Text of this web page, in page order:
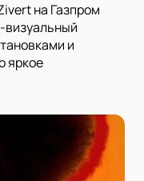
на Газпром
визуальный
и
яркое